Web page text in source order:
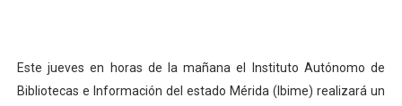
Entregan planta eléctrica para fortalecer la atención
Este jueves en horas de la mañana el Instituto Autónomo de
Bibliotecas e Información del estado Mérida (Ibime) realizará un